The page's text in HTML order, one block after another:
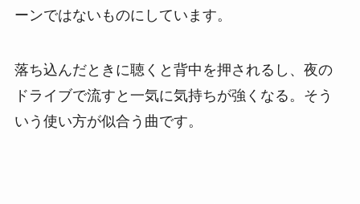
ーンではないものにしています。
落ち込んだときに聴くと背中を押されるし、夜の
ドライブで流すと一気に気持ちが強くなる。そう
いう使い方が似合う曲です。